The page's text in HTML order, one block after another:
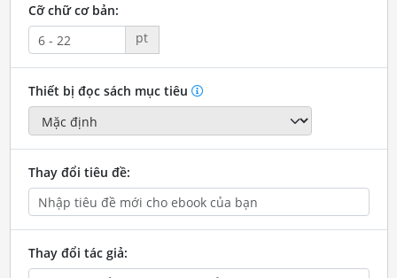
Cỡ chữ cơ bản:
pt
Thiết bị đọc sách mục tiêu
Thay đổi tiêu đề:
Thay đổi tác giả: